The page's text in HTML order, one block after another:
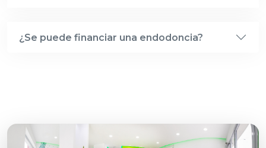
¿Se puede financiar una endodoncia?